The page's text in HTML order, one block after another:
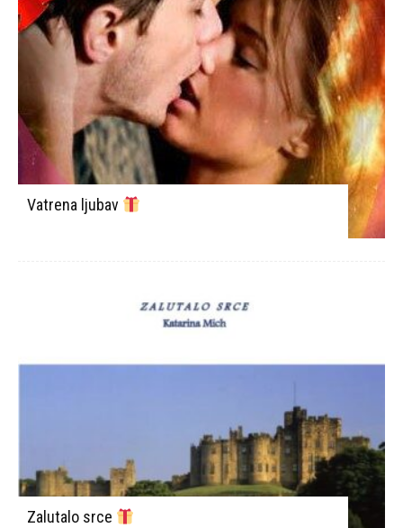
Vatrena ljubav
Zalutalo srce